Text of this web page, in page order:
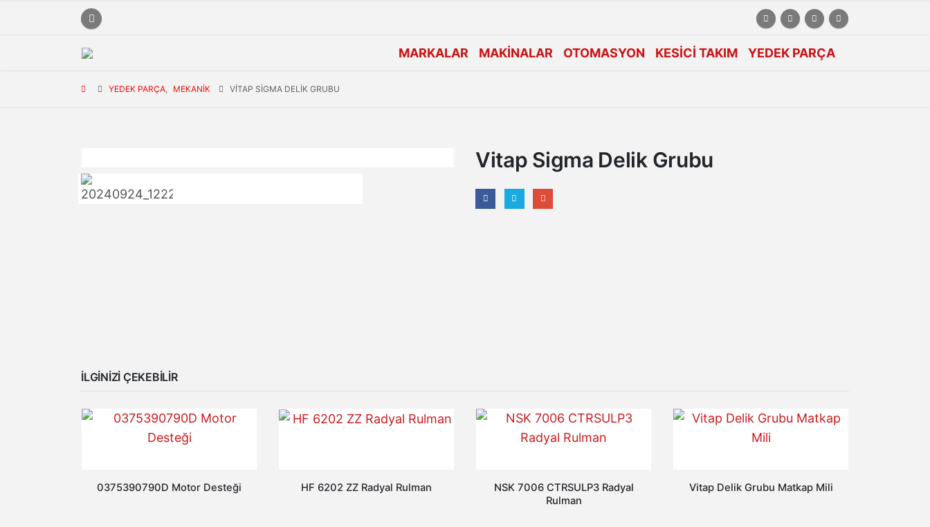
MARKALAR MAKİNALAR OTOMASYON KESİCİ TAKIM YEDEK PARÇA
YEDEK PARÇA, MEKANIK VITAP SIGMA DELIK GRUBU
Vitap Sigma Delik Grubu
İLGINIZI ÇEKEBILIR
0375390790D Motor Desteği HF 6202 ZZ Radyal Rulman
NSK 7006 CTRSULP3 Radyal
Rulman
Vitap Delik Grubu Matkap Mili